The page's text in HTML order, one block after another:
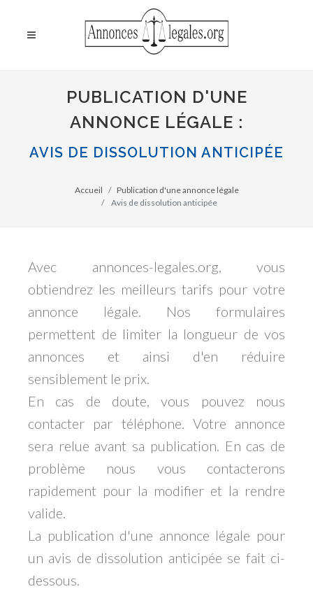
PUBLICATION D'UNE
ANNONCE LÉGALE :
AVIS DE DISSOLUTION ANTICIPÉE
Accueil
Publication d'une annonce légale
Avis de dissolution anticipée
Avec annonces-legales.org, vous
obtiendrez les meilleurs tarifs pour votre
annonce légale. Nos formulaires
permettent de limiter la longueur de vos
annonces et ainsi d'en réduire
sensiblement le prix.
En cas de doute, vous pouvez nous
contacter par téléphone. Votre annonce
sera relue avant sa publication. En cas de
problème nous vous contacterons
rapidement pour la modifier et la rendre
valide.
La publication d'une annonce légale pour
un avis de dissolution anticipée se fait ci-
dessous.